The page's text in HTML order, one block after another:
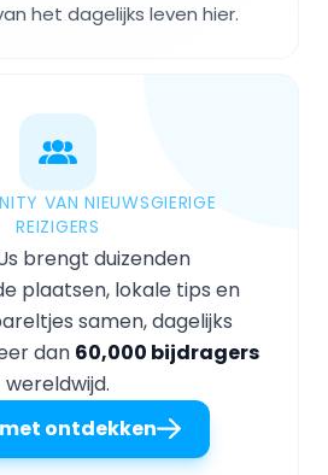
het dagelijks leven hier.
VAN NIEUWSGIERIGE
REIZIGERS
brengt duizenden
plaatsen, lokale tips en
samen, dagelijks
dan 60,000 bijdragers
wereldwijd.
ontdekken